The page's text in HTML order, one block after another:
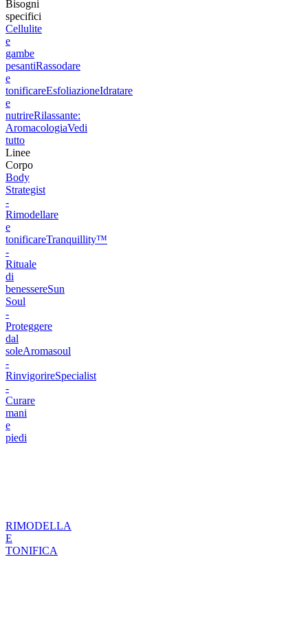
Bisogni
specifici
Cellulite
e
gambe
pesantiRassodare
e
tonificareEsfoliazioneIdratare
e
nutrireRilassante:
AromacologiaVedi
tutto
Linee
Corpo
Body
Strategist
-
Rimodellare
e
tonificareTranquillity™
-
Rituale
di
benessereSun
Soul
-
Proteggere
dal
soleAromasoul
-
RinvigorireSpecialist
-
Curare
mani
e
piedi
RIMODELLA
E
TONIFICA